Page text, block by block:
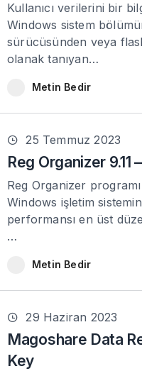
Kullanıcı verilerini bir
Windows sistem
sürücüsünden veya
olanak tanıyan…
Metin Bedir
25 Temmuz 2023
Reg Organizer
Reg Organizer
Windows işletim
performansı en üst
…
Metin Bedir
29 Haziran 2023
Magoshare Data
Key